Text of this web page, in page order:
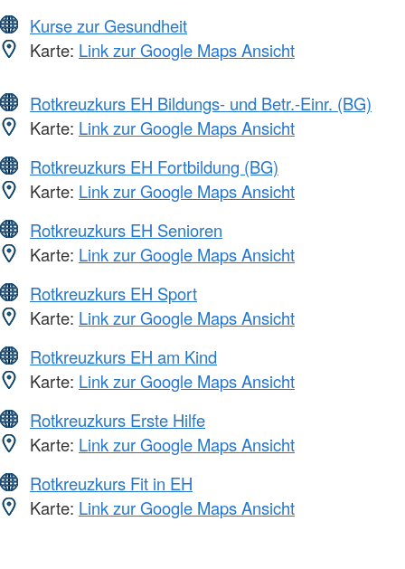
Kurse zur Gesundheit
Karte: Link zur Google Maps Ansicht
Rotkreuzkurs EH Bildungs- und Betr.-Einr. (BG)
Karte: Link zur Google Maps Ansicht
Rotkreuzkurs EH Fortbildung (BG)
Karte: Link zur Google Maps Ansicht
Rotkreuzkurs EH Senioren
Karte: Link zur Google Maps Ansicht
Rotkreuzkurs EH Sport
Karte: Link zur Google Maps Ansicht
Rotkreuzkurs EH am Kind
Karte: Link zur Google Maps Ansicht
Rotkreuzkurs Erste Hilfe
Karte: Link zur Google Maps Ansicht
Rotkreuzkurs Fit in EH
Karte: Link zur Google Maps Ansicht